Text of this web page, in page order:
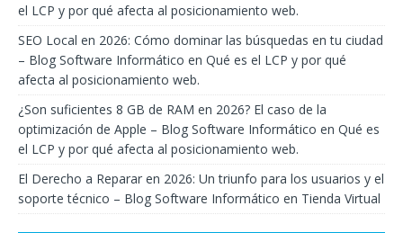
el LCP y por qué afecta al posicionamiento web.
SEO Local en 2026: Cómo dominar las búsquedas en tu ciudad
– Blog Software Informático en Qué es el LCP y por qué
afecta al posicionamiento web.
¿Son suficientes 8 GB de RAM en 2026? El caso de la
optimización de Apple – Blog Software Informático en Qué es
el LCP y por qué afecta al posicionamiento web.
El Derecho a Reparar en 2026: Un triunfo para los usuarios y el
soporte técnico – Blog Software Informático en Tienda Virtual